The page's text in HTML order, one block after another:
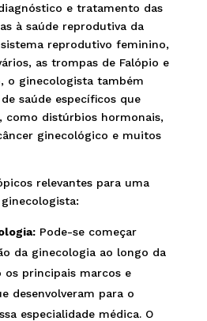
e tratamento das
à saúde reprodutiva da
reprodutivo feminino,
as trompas de Falópio e
o ginecologista também
saúde específicos que
como distúrbios hormonais,
ginecológico e muitos
relevantes para uma
Pode-se começar
da ginecologia ao longo da
os principais marcos e
desenvolveram para o
especialidade médica. O